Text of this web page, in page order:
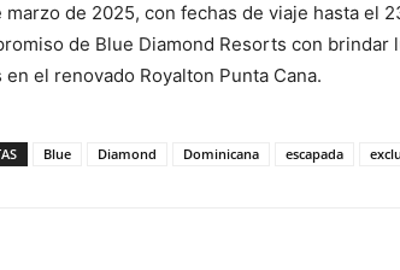
marzo de 2025, con fechas de viaje hasta el
de Blue Diamond Resorts con brindar
en el renovado Royalton Punta Cana.
Blue Diamond Dominicana escapada